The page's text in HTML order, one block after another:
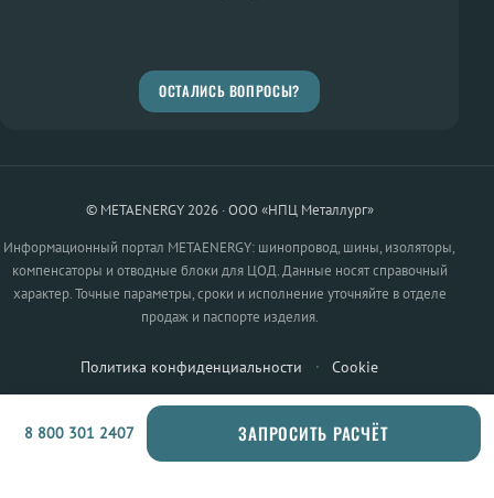
ОСТАЛИСЬ ВОПРОСЫ?
© METAENERGY 2026 · ООО «НПЦ Металлург»
Информационный портал METAENERGY: шинопровод, шины, изоляторы,
компенсаторы и отводные блоки для ЦОД. Данные носят справочный
характер. Точные параметры, сроки и исполнение уточняйте в отделе
продаж и паспорте изделия.
Политика конфиденциальности · Cookie
8 800 301 2407 ЗАПРОСИТЬ РАСЧЁТ